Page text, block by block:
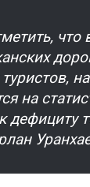
что
на
дефициту